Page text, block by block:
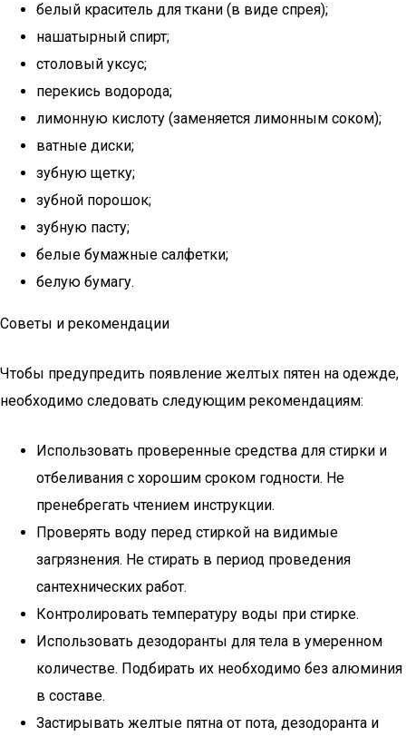
белый краситель для ткани (в виде спрея);
нашатырный спирт;
столовый уксус;
перекись водорода;
лимонную кислоту (заменяется лимонным соком);
ватные диски;
зубную щетку;
зубной порошок;
зубную пасту;
белые бумажные салфетки;
белую бумагу.
Советы и рекомендации
Чтобы предупредить появление желтых пятен на одежде,
необходимо следовать следующим рекомендациям:
Использовать проверенные средства для стирки и
отбеливания с хорошим сроком годности. Не
пренебрегать чтением инструкции.
Проверять воду перед стиркой на видимые
загрязнения. Не стирать в период проведения
сантехнических работ.
Контролировать температуру воды при стирке.
Использовать дезодоранты для тела в умеренном
количестве. Подбирать их необходимо без алюминия
в составе.
Застирывать желтые пятна от пота, дезодоранта и